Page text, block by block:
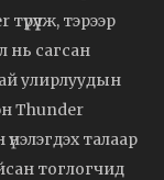
тэрээр
нь сагсан
улирлуудын
Thunder
талаар
тоглогчид